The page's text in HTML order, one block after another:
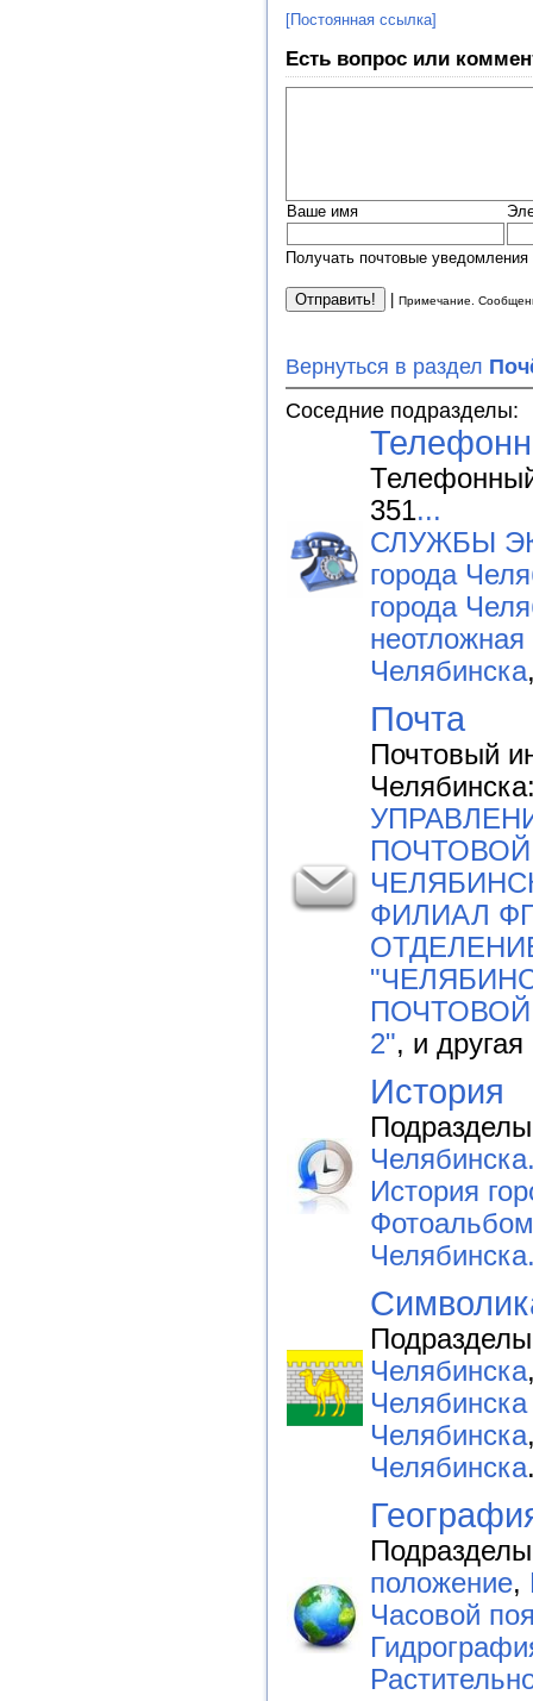
[Постоянная ссылка]
Есть вопрос или
Ваше имя
Получать почтовые
| Примечание.
Вернуться в раздел
Соседние подразделы:
351...
СЛУЖБЫ
города
города
Челябинска
Почта
Почтовый
ФИЛИАЛ
2", и другая
История
История
Челябинска
Челябинска
Челябинска
положение,
Часовой